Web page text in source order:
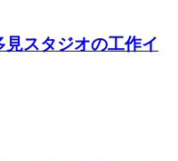
スタジオの工作イ